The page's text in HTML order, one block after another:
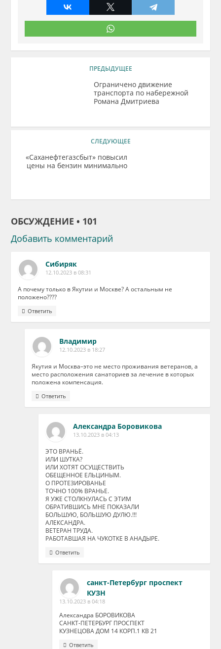
ПРЕДЫДУЩЕЕ
Ограничено движение
транспорта по набережной
Романа Дмитриева
СЛЕДУЮЩЕЕ
«Саханефтегазсбыт» повысил
цены на бензин минимально
ОБСУЖДЕНИЕ • 101
Добавить комментарий
Сибиряк
12.10.2023 в 08:31
А почему только в Якутии и Москве? А остальным не
положено????
Ответить
Владимир
12.10.2023 в 18:27
Якутия и Москва–это не место проживания ветеранов, а
место расположения санаториев за лечение в которых
положена компенсация.
Ответить
Александра Боровикова
13.10.2023 в 04:13
ЭТО ВРАНЬЁ.
ИЛИ ШУТКА?
ИЛИ ХОТЯТ ОСУЩЕСТВИТЬ
ОБЕЩЕННОЕ ЕЛЬЦИНЫМ.
О ПРОТЕЗИРОВАНЬЕ
ТОЧНО 100% ВРАНЬЕ.
Я УЖЕ СТОЛКНУЛАСЬ С ЭТИМ
ОБРАТИВШИСЬ МНЕ ПОКАЗАЛИ
БОЛЬШУЮ, БОЛЬШУЮ ДУЛЮ.!!!
АЛЕКСАНДРА.
ВЕТЕРАН ТРУДА.
РАБОТАВШАЯ НА ЧУКОТКЕ В АНАДЫРЕ.
Ответить
санкт-Петербург проспект
КУЗН
13.10.2023 в 04:18
Александра БОРОВИКОВА
САНКТ-ПЕТЕРБУРГ ПРОСПЕКТ
КУЗНЕЦОВА ДОМ 14 КОРП.1 КВ 21
Ответить